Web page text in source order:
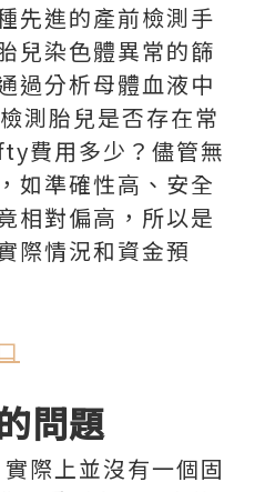
先進的產前檢測手
兒染色體異常的篩
過分析母體血液中
測胎兒是否存在常
費用多少？儘管無
如準確性高、安全
相對偏高，所以是
際情況和資金預
問題
際上並沒有一個固